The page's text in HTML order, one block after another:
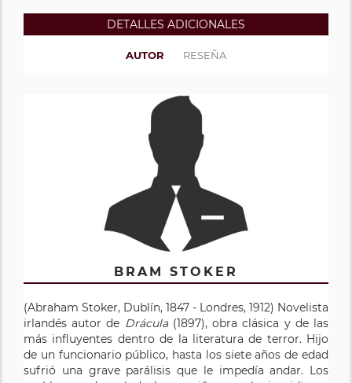
DETALLES ADICIONALES
AUTOR RESEÑA
BRAM STOKER
(Abraham Stoker, Dublín, 1847 - Londres, 1912) Novelista
irlandés autor de Drácula(1897), obra clásica y de las
más influyentes dentro de la literatura de terror. Hijo
de un funcionario público, hasta los siete años de edad
sufrió una grave parálisis que le impedía andar. Los